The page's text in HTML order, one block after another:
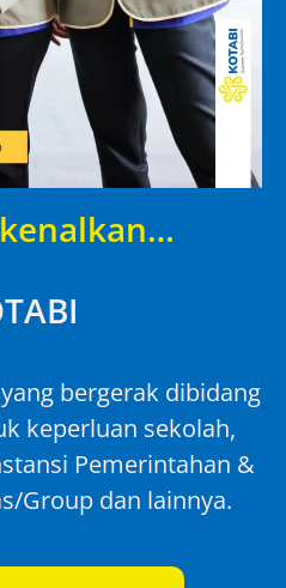
bergerak dibidang
keperluan sekolah,
Pemerintahan &
Group dan lainnya.